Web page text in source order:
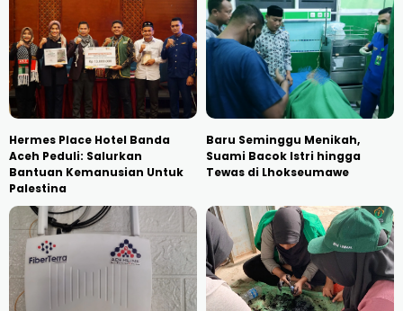
Hermes Place Hotel Banda
Aceh Peduli: Salurkan
Bantuan Kemanusian Untuk
Palestina
Baru Seminggu Menikah,
Suami Bacok Istri hingga
Tewas di Lhokseumawe